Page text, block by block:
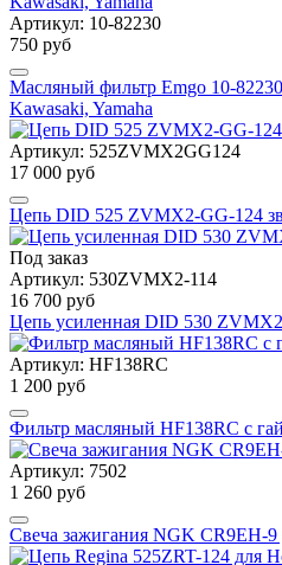
Артикул: 10-82230
750 руб
Масляный фильтр Emgo 10-
Kawasaki, Yamaha
Артикул: 525ZVMX2GG124
17 000 руб
Цепь DID 525 ZVMX2-GG-124
Под заказ
Артикул: 530ZVMX2-114
16 700 руб
Цепь усиленная DID 530
Артикул: HF138RC
1 200 руб
Фильтр масляный HF138RC с
Артикул: 7502
1 260 руб
Свеча зажигания NGK CR9EH-9